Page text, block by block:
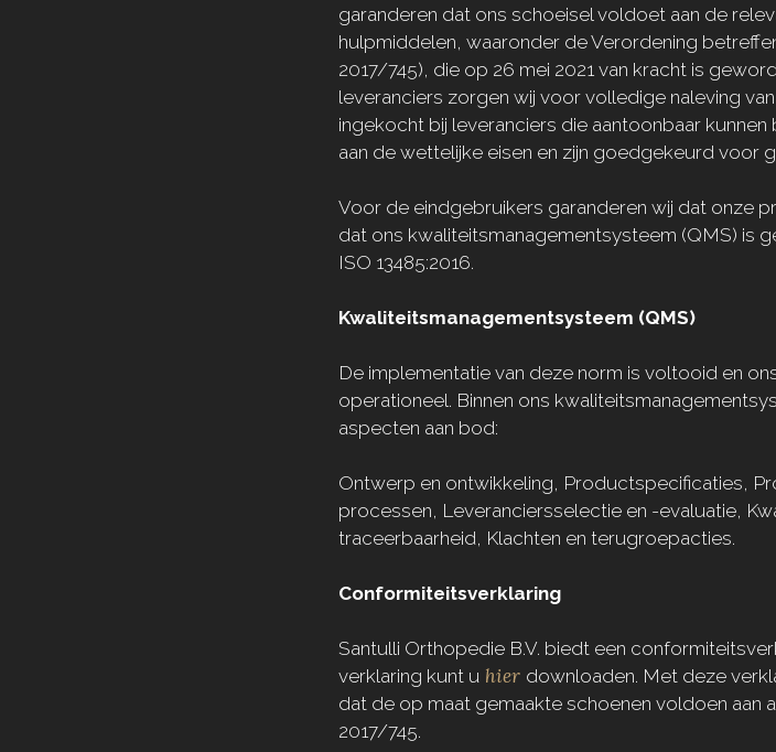
garanderen dat ons schoeisel voldoet aan de
hulpmiddelen, waaronder de Verordening
2017/745), die op 26 mei 2021 van kracht is
leveranciers zorgen wij voor volledige naleving
ingekocht bij leveranciers die aantoonbaar
aan de wettelijke eisen en zijn goedgekeurd voor
Voor de eindgebruikers garanderen wij dat onze
dat ons kwaliteitsmanagementsysteem (QMS) is
ISO 13485:2016.
Kwaliteitsmanagementsysteem (QMS)
De implementatie van deze norm is voltooid en
operationeel. Binnen ons
aspecten aan bod:
Ontwerp en ontwikkeling, Productspecificaties,
processen, Leveranciersselectie en -evaluatie,
traceerbaarheid, Klachten en terugroepacties.
Conformiteitsverklaring
Santulli Orthopedie B.V. biedt een
verklaring kunt u hier downloaden. Met deze
dat de op maat gemaakte schoenen voldoen aan
2017/745.